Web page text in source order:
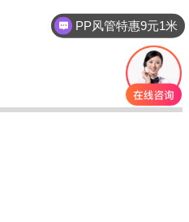
PP风管特惠9元1米